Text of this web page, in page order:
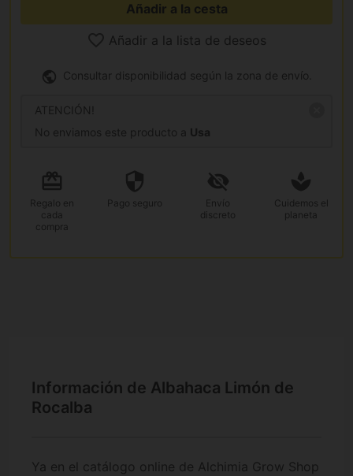
Añadir a la cesta
Añadir a la lista de deseos
Consultar disponibilidad según la zona de envío.
ATENCIÓN!
No enviamos este producto a Usa
Regalo en
cada
compra
Pago seguro
Envío
discreto
Cuidemos el
planeta
Información de Albahaca Limón de
Rocalba
Ya en el catálogo online de Alchimia Grow Shop